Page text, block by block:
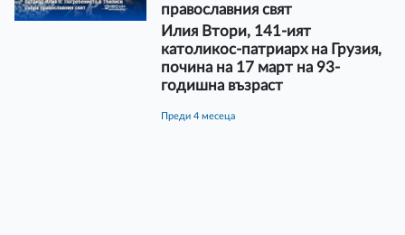
православния свят
Илия Втори, 141-ият
католикос-патриарх на Грузия,
почина на 17 март на 93-
годишна възраст
преди 4 месеца